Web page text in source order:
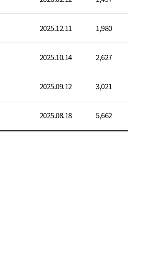
2025.12.11 1,980
2025.10.14 2,627
2025.09.12 3,021
2025.08.18 5,662